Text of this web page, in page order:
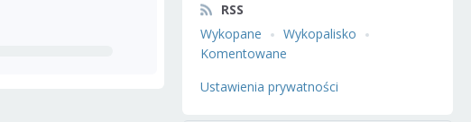
RSS
Wykopane
Wykopalisko
Komentowane
Ustawienia prywatności